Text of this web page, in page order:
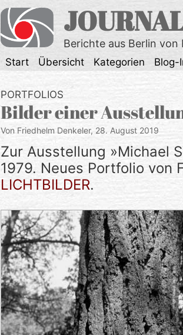
Berichte aus Berlin
Start Übersicht Kategorien Blog-
PORTFOLIOS
Bilder einer
Von Friedhelm Denkeler, 28. August 2019
Zur Ausstellung »Michael
1979. Neues Portfolio von
LICHTBILDER.